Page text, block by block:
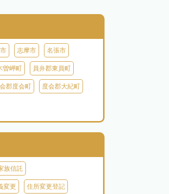
志摩市 名張市
曽岬町 員弁郡東員町
郡度会町 度会郡大紀町
族信託
変更 住所変更登記